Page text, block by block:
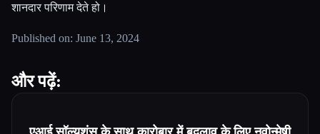
शानदार परिणाम देते हो।
Published on: June 13, 2024
और पढ़ें: